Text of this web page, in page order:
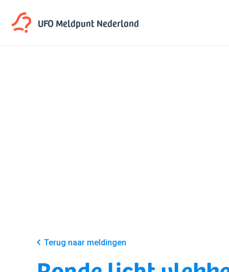
UFO MeldpuntNederland
Terug naar meldingen